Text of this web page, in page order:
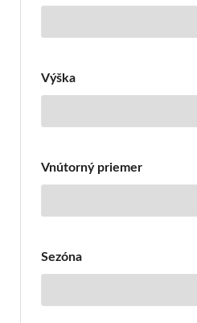
malé
pneumatiky
Výška
Vnútorný priemer
Sezóna